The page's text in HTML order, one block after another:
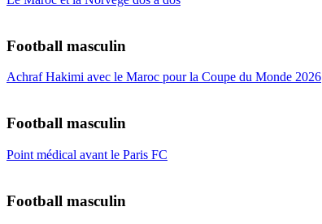
Football masculin
Achraf Hakimi avec le Maroc pour la Coupe du Monde 2026
Football masculin
Point médical avant le Paris FC
Football masculin